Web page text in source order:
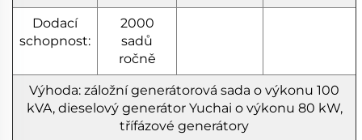
Dodací
schopnost:
2000
sadů
ročně
Výhoda: záložní generátorová sada o výkonu 100
kVA, dieselový generátor Yuchai o výkonu 80 kW,
třífázové generátory